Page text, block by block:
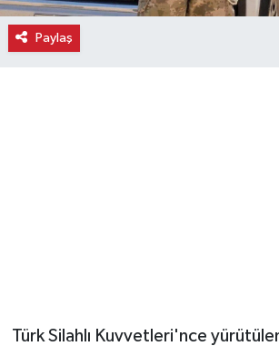
Paylaş
Türk Silahlı Kuvvetleri'nce
İlçe Haberleri